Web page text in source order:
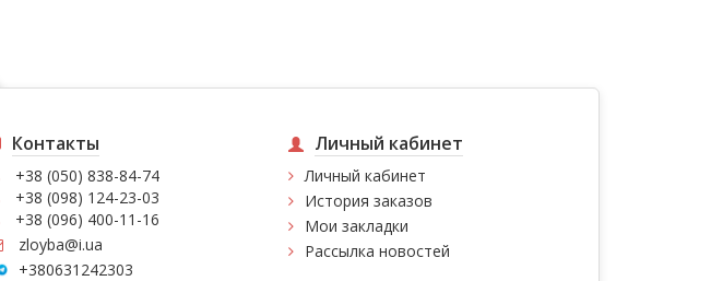
Контакты
+38 (050) 838-84-74
+38 (098) 124-23-03
+38 (096) 400-11-16
zloyba@i.ua
+380631242303
Личный кабинет
Личный кабинет
История заказов
Мои закладки
Рассылка новостей